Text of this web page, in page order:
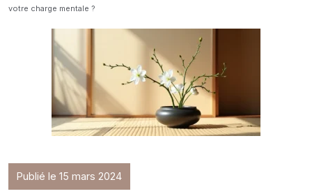
votre charge mentale ?
Publié le 15 mars 2024